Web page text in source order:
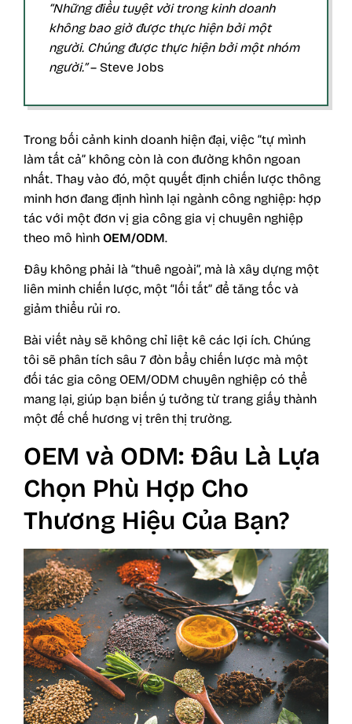
“Những điều tuyệt vời trong kinh doanh
không bao giờ được thực hiện bởi một
người. Chúng được thực hiện bởi một nhóm
người.”– Steve Jobs
Trong bối cảnh kinh doanh hiện đại, việc “tự mình
làm tất cả” không còn là con đường khôn ngoan
nhất. Thay vào đó, một quyết định chiến lược thông
minh hơn đang định hình lại ngành công nghiệp: hợp
tác với một đơn vị gia công gia vị chuyên nghiệp
theo mô hình OEM/ODM.
Đây không phải là “thuê ngoài”, mà là xây dựng một
liên minh chiến lược, một “lối tắt” để tăng tốc và
giảm thiểu rủi ro.
Bài viết này sẽ không chỉ liệt kê các lợi ích. Chúng
tôi sẽ phân tích sâu 7 đòn bẩy chiến lược mà một
đối tác gia công OEM/ODM chuyên nghiệp có thể
mang lại, giúp bạn biến ý tưởng từ trang giấy thành
một đế chế hương vị trên thị trường.
OEM và ODM: Đâu Là Lựa
Chọn Phù Hợp Cho
Thương Hiệu Của Bạn?